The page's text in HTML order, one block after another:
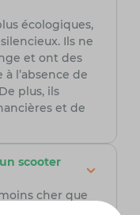
écologiques,
Ils ne
et ont des
l’absence de
plus, ils
et de
scooter
cher que